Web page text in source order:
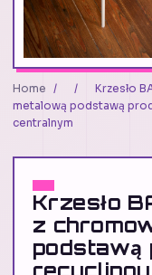
Home / /
Krzesło
metalową podstawą
centralnym
Krzesło
z
podstawą